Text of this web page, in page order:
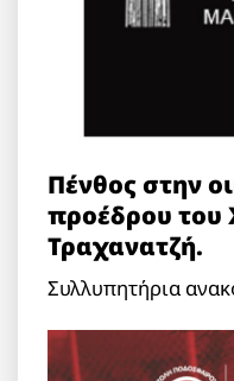
Πένθος στην
προέδρου
Τραχανατζή.
Συλλυπητήρια